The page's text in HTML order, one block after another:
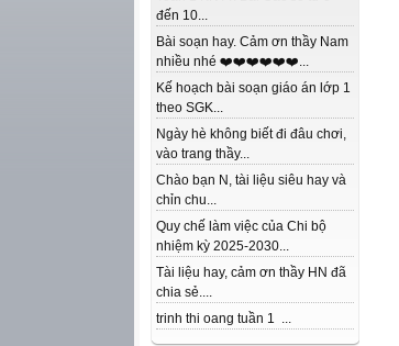
đến 10...
Bài soạn hay. Cảm ơn thầy Nam
nhiều nhé ❤️❤️❤️❤️❤️❤️...
Kế hoạch bài soạn giáo án lớp 1
theo SGK...
Ngày hè không biết đi đâu chơi,
vào trang thầy...
Chào bạn N, tài liệu siêu hay và
chỉn chu...
Quy chế làm việc của Chi bộ
nhiệm kỳ 2025-2030...
Tài liệu hay, cảm ơn thầy HN đã
chia sẻ....
trinh thi oang tuần 1 ...